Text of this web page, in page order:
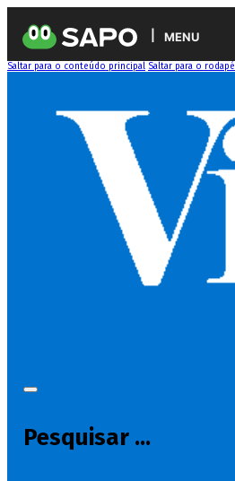
MENU
Saltar para o conteúdo principal Saltar para o rodapé
Pesquisar ...